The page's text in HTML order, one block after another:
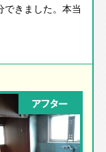
きました。本当
アフター